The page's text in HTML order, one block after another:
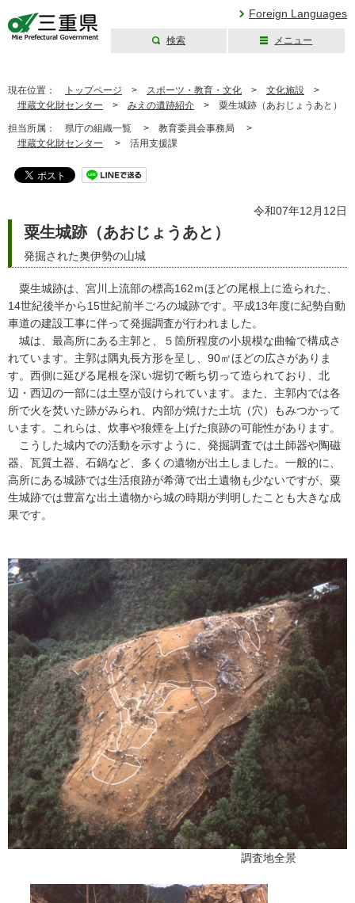
Foreign Languages
検索 メニュー
現在位置： トップページ > スポーツ・教育・文化 > 文化施設 >
埋蔵文化財センター > みえの遺跡紹介 > 粟生城跡（あおじょうあと）
担当所属： 県庁の組織一覧 > 教育委員会事務局 >
埋蔵文化財センター > 活用支援課
令和07年12月12日
粟生城跡（あおじょうあと）
発掘された奥伊勢の山城
粟生城跡は、宮川上流部の標高162ｍほどの尾根上に造られた、
14世紀後半から15世紀前半ごろの城跡です。平成13年度に紀勢自動
車道の建設工事に伴って発掘調査が行われました。
城は、最高所にある主郭と、５箇所程度の小規模な曲輪で構成さ
れています。主郭は隅丸長方形を呈し、90㎡ほどの広さがありま
す。西側に延びる尾根を深い堀切で断ち切って造られており、北
辺・西辺の一部には土塁が設けられています。また、主郭内では各
所で火を焚いた跡がみられ、内部が焼けた土坑（穴）もみつかって
います。これらは、炊事や狼煙を上げた痕跡の可能性があります。
こうした城内での活動を示すように、発掘調査では土師器や陶磁
器、瓦質土器、石鍋など、多くの遺物が出土しました。一般的に、
高所にある城跡では生活痕跡が希薄で出土遺物も少ないですが、粟
生城跡では豊富な出土遺物から城の時期が判明したことも大きな成
果です。
調査地全景